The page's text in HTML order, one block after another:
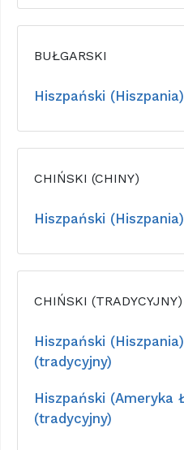
BUŁGARSKI
Hiszpański
CHIŃSKI (CHINY)
Hiszpański
CHIŃSKI (TRADYCYJNY)
Hiszpański
(tradycyjny)
Hiszpański (Ameryka
(tradycyjny)